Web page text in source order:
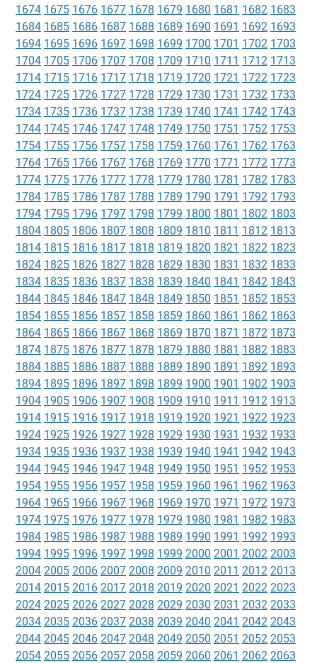
1674 1675 1676 1677 1678 1679 1680 1681 1682 1683
1684 1685 1686 1687 1688 1689 1690 1691 1692 1693
1694 1695 1696 1697 1698 1699 1700 1701 1702 1703
1704 1705 1706 1707 1708 1709 1710 1711 1712 1713
1714 1715 1716 1717 1718 1719 1720 1721 1722 1723
1724 1725 1726 1727 1728 1729 1730 1731 1732 1733
1734 1735 1736 1737 1738 1739 1740 1741 1742 1743
1744 1745 1746 1747 1748 1749 1750 1751 1752 1753
1754 1755 1756 1757 1758 1759 1760 1761 1762 1763
1764 1765 1766 1767 1768 1769 1770 1771 1772 1773
1774 1775 1776 1777 1778 1779 1780 1781 1782 1783
1784 1785 1786 1787 1788 1789 1790 1791 1792 1793
1794 1795 1796 1797 1798 1799 1800 1801 1802 1803
1804 1805 1806 1807 1808 1809 1810 1811 1812 1813
1814 1815 1816 1817 1818 1819 1820 1821 1822 1823
1824 1825 1826 1827 1828 1829 1830 1831 1832 1833
1834 1835 1836 1837 1838 1839 1840 1841 1842 1843
1844 1845 1846 1847 1848 1849 1850 1851 1852 1853
1854 1855 1856 1857 1858 1859 1860 1861 1862 1863
1864 1865 1866 1867 1868 1869 1870 1871 1872 1873
1874 1875 1876 1877 1878 1879 1880 1881 1882 1883
1884 1885 1886 1887 1888 1889 1890 1891 1892 1893
1894 1895 1896 1897 1898 1899 1900 1901 1902 1903
1904 1905 1906 1907 1908 1909 1910 1911 1912 1913
1914 1915 1916 1917 1918 1919 1920 1921 1922 1923
1924 1925 1926 1927 1928 1929 1930 1931 1932 1933
1934 1935 1936 1937 1938 1939 1940 1941 1942 1943
1944 1945 1946 1947 1948 1949 1950 1951 1952 1953
1954 1955 1956 1957 1958 1959 1960 1961 1962 1963
1964 1965 1966 1967 1968 1969 1970 1971 1972 1973
1974 1975 1976 1977 1978 1979 1980 1981 1982 1983
1984 1985 1986 1987 1988 1989 1990 1991 1992 1993
1994 1995 1996 1997 1998 1999 2000 2001 2002 2003
2004 2005 2006 2007 2008 2009 2010 2011 2012 2013
2014 2015 2016 2017 2018 2019 2020 2021 2022 2023
2024 2025 2026 2027 2028 2029 2030 2031 2032 2033
2034 2035 2036 2037 2038 2039 2040 2041 2042 2043
2044 2045 2046 2047 2048 2049 2050 2051 2052 2053
2054 2055 2056 2057 2058 2059 2060 2061 2062 2063